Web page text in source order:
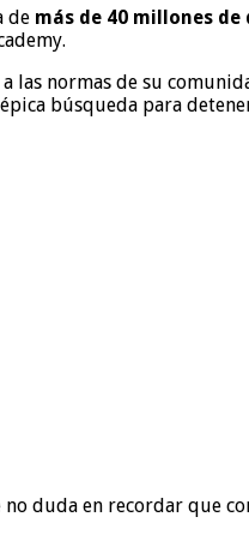
de más de 40 millones de
normas de su
búsqueda para
duda en recordar que